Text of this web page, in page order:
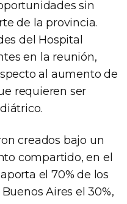
sin
de la provincia.
del Hospital
en la reunión,
al aumento de
requieren ser
creados bajo un
compartido, en el
el 70% de los
Aires el 30%,